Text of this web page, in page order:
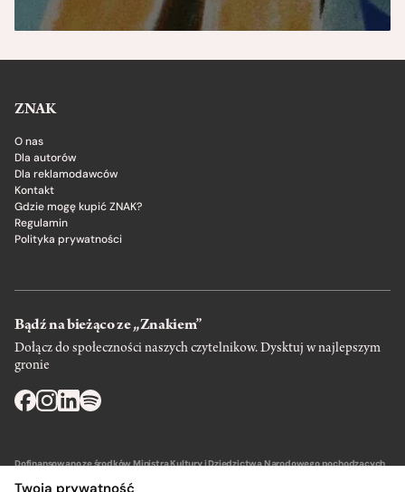
ZNAK
O nas
Dla autorów
Dla reklamodawców
Kontakt
Gdzie mogę kupić ZNAK?
Regulamin
Polityka prywatności
Bądź na bieżąco ze „Znakiem”
Dołącz do społeczności naszych czytelnikow. Dysktuj w najlepszym
gronie
Dofinansowano ze środków Ministra Kultury i Dziedzictwa Narodowego pochodzących
Twoja prywatność